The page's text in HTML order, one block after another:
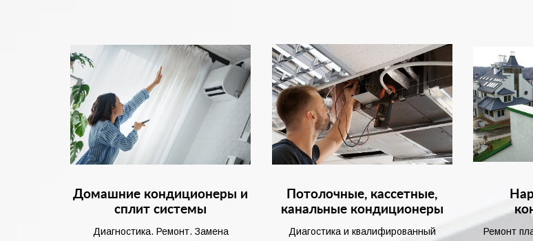
Домашние кондиционеры и
сплит системы
Диагностика. Ремонт. Замена
Потолочные, кассетные,
канальные кондиционеры
Диагостика и квалифированный
Ремонт